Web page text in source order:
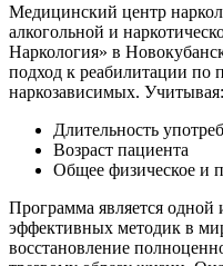
Медицинский центр
алкогольной и
Наркология» в
подход к реабилитации по
наркозависимых. Учитывая:
Длительность
Возраст пациента
Общее физическое и
Программа является одной
эффективных методик в
восстановление